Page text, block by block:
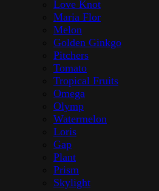
Love Knot
Maria Flor
Melon
Golden Ginkgo
Pitchers
Tomato
Tropical Fruits
Omega
Olymp
Watermelon
Loris
Gap
Plant
Prism
Skylight